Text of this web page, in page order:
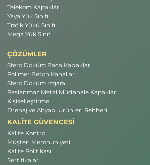
Telekom Kapakları
Yaya Yük Sınıfı
Trafik Yükü Sınıfı
Mega Yük Sınıfı
ÇÖZÜMLER
Sfero Döküm Baca Kapakları
Polimer Beton Kanalları
Sfero Döküm Izgara
Paslanmaz Metal Müdahale Kapakları
Kişiselleştirme
Drenaj ve Altyapı Ürünleri Rehberi
KALİTE GÜVENCESİ
Kalite Kontrol
Müşteri Memnuniyeti
Kalite Politikası
Sertifikalar